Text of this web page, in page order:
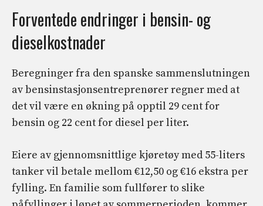
Forventede endringer i bensin- og
dieselkostnader
Beregninger fra den spanske sammenslutningen
av bensinstasjonsentreprenører regner med at
det vil være en økning på opptil 29 cent for
bensin og 22 cent for diesel per liter.
Eiere av gjennomsnittlige kjøretøy med 55-liters
tanker vil betale mellom €12,50 og €16 ekstra per
fylling. En familie som fullfører to slike